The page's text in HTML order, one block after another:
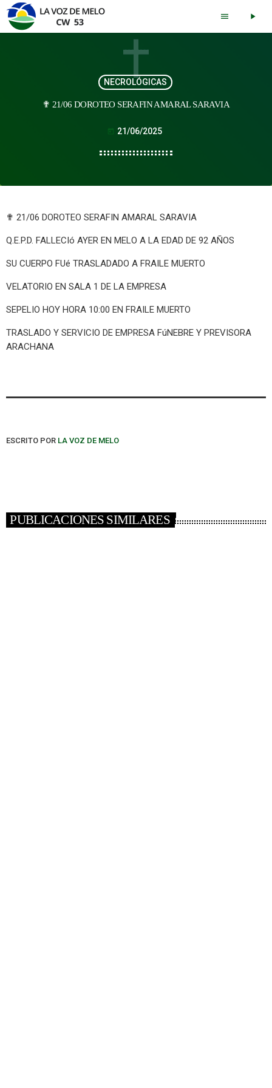
menu play_arrow
NECROLÓGICAS
✟ 21/06 DOROTEO SERAFIN AMARAL SARAVIA
today 21/06/2025
✟ 21/06 DOROTEO SERAFIN AMARAL SARAVIA
Q.E.P.D. FALLECIó AYER EN MELO A LA EDAD DE 92 AÑOS
SU CUERPO FUé TRASLADADO A FRAILE MUERTO
VELATORIO EN SALA 1 DE LA EMPRESA
SEPELIO HOY HORA 10:00 EN FRAILE MUERTO
TRASLADO Y SERVICIO DE EMPRESA FúNEBRE Y PREVISORA
ARACHANA
ESCRITO POR LA VOZ DE MELO
PUBLICACIONES SIMILARES